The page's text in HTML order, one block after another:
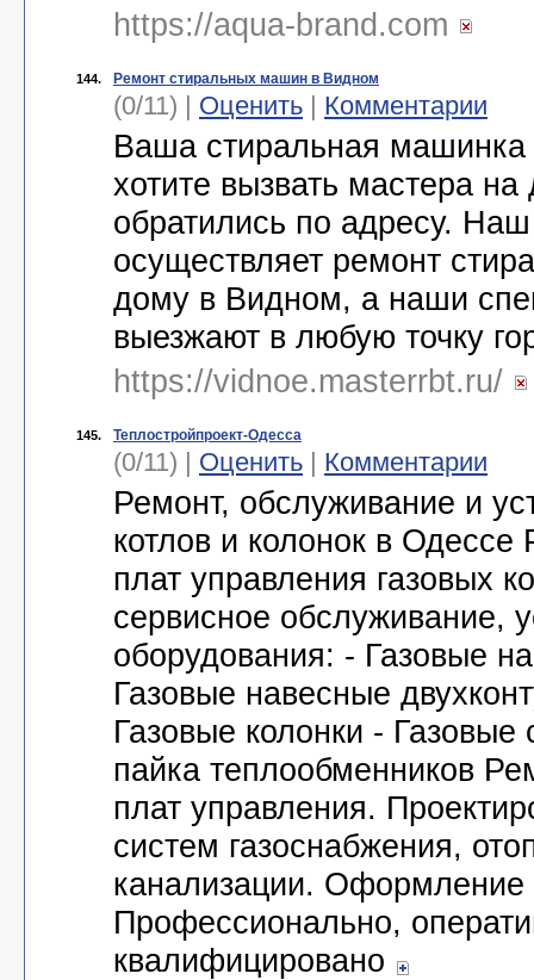
https://aqua-brand.com
144. Ремонт стиральных машин в Видном
(0/11) | Оценить | Комментарии
Ваша стиральная
хотите вызвать мастера
обратились по адресу.
осуществляет ремонт
дому в Видном, а наши
выезжают в любую точку
https://vidnoe.masterrbt.ru/
145. Теплостройпроект-Одесса
(0/11) | Оценить | Комментарии
Ремонт, обслуживание и
котлов и колонок в Одессе
плат управления газовых
сервисное обслуживание,
оборудования: - Газовые
Газовые навесные
Газовые колонки -
пайка теплообменников
плат управления.
систем газоснабжения,
канализации. Оформление
Профессионально,
квалифицировано